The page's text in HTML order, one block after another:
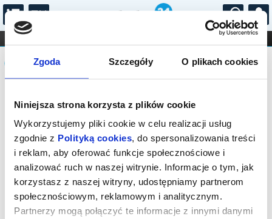
Zgoda Szczegóły O plikach cookies
Niniejsza strona korzysta z plików cookie
Wykorzystujemy pliki cookie w celu realizacji usług
zgodnie z Polityką cookies, do spersonalizowania treści
i reklam, aby oferować funkcje społecznościowe i
analizować ruch w naszej witrynie. Informacje o tym, jak
korzystasz z naszej witryny, udostępniamy partnerom
społecznościowym, reklamowym i analitycznym.
Partnerzy mogą połączyć te informacje z innymi danymi
...
FILHARMONIA OPERA I BALET
STAND-UP
DLA DZIECI
Komunikat
Sprzedaż biletów on-line na wydarzenie
została zakończona.